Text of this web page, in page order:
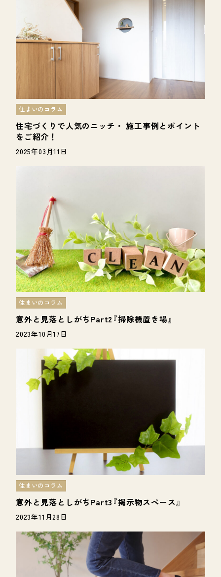
住宅づくりで人気のニッチ・ 施工事例とポイント
をご紹介！
住まいのコラム
2025年03月11日
意外と見落としがちPart2『掃除機置き場』
住まいのコラム
2023年10月17日
意外と見落としがちPart3『掲示物スペース』
住まいのコラム
2023年11月28日